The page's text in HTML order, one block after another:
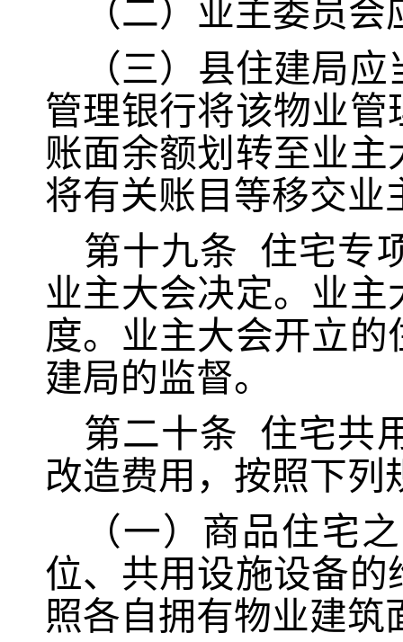
（二） 业主委员会
（三） 县住建局应
管理银行将该物业
账面余额划转至业
将有关账目等移交业
第十九条
住宅专
业主大会决定。业
度。 业主大会开立
建局的监督。
第二十条
住宅共
改造费用，按照下列
（一）商品住宅
位、共用设施设备
照各自拥有物业建筑